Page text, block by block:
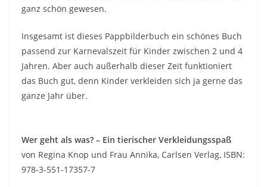
ganz schön gewesen.
Insgesamt ist dieses Pappbilderbuch ein schönes Buch
passend zur Karnevalszeit für Kinder zwischen 2 und 4
Jahren. Aber auch außerhalb dieser Zeit funktioniert
das Buch gut, denn Kinder verkleiden sich ja gerne das
ganze Jahr über.
Wer geht als was? – Ein tierischer Verkleidungsspaß
von Regina Knop und Frau Annika, Carlsen Verlag, ISBN:
978-3-551-17357-7